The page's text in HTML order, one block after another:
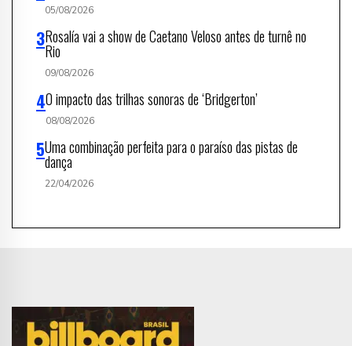
05/08/2026
Rosalía vai a show de Caetano Veloso antes de turnê no
Rio
09/08/2026
O impacto das trilhas sonoras de ‘Bridgerton’
08/08/2026
Uma combinação perfeita para o paraíso das pistas de
dança
22/04/2026